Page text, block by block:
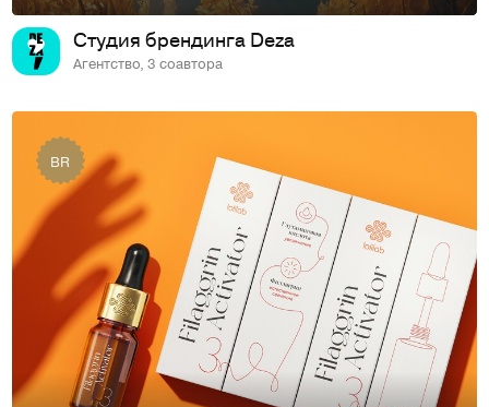
Студия брендинга Deza
Агентство, 3 соавтора
BR